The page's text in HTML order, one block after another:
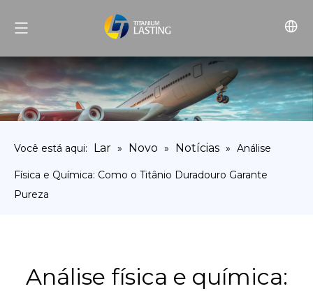
Você está aqui: Lar » Novo » Notícias » Análise
Física e Química: Como o Titânio Duradouro Garante
Pureza
Análise física e química: